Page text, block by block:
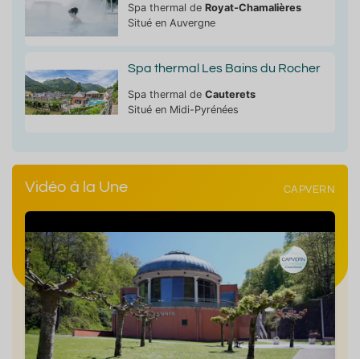
Spa thermal de Royat-Chamalières
Situé en Auvergne
Spa thermal Les Bains du Rocher
Spa thermal de Cauterets
Situé en Midi-Pyrénées
Vidéo à la Une CAPVERN